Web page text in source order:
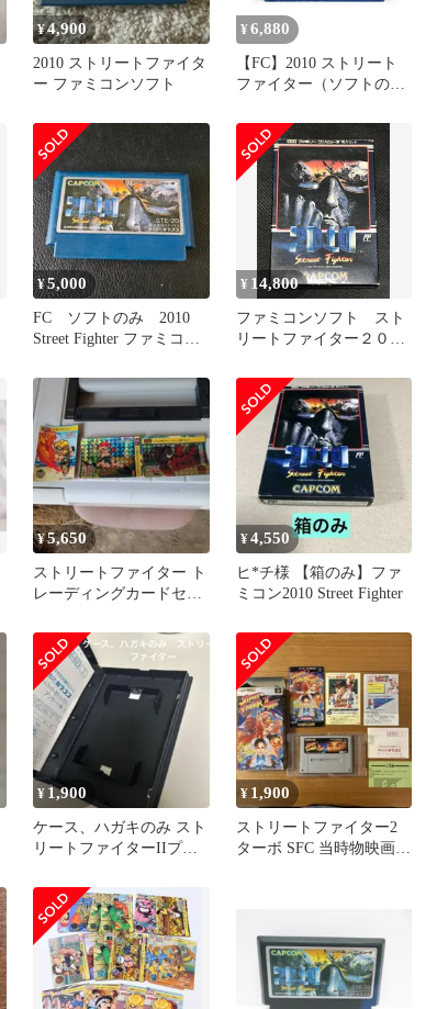
¥4,900
2010 ストリートファイタ
ー ファミコンソフト
¥ 6,880
【FC】2010 ストリート
ファイター（ソフトの
¥5,000
FC ソフトのみ 2010
Street Fighter ファミコン
¥ 14,800
ファミコンソフト スト
リートファイター２０１
¥5,650
ストリートファイター ト
レーディングカードセッ
¥4,550
ヒ*チ様 【箱のみ】ファ
ミコン2010 Street Fighter
¥ 1,900
ケース、ハガキのみ スト
リートファイターIIプラ
¥ 1,900
ストリートファイター2
ターボ SFC 当時物映画感